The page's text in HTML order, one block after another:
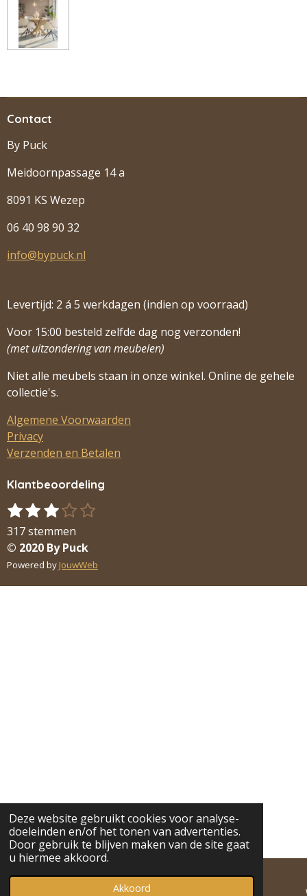
Deze website gebruikt cookies voor analyse-
doeleinden en/of het tonen van advertenties.
Door gebruik te blijven maken van de site gaat
u hiermee akkoord.
Akkoord
Contact
By Puck
Meidoornpassage 14 a
8091 KS Wezep
06 40 98 90 32
info@bypuck.nl
Levertijd: 2 á 5 werkdagen (indien op voorraad)
Voor 15:00 besteld zelfde dag nog verzonden!
(met uitzondering van meubelen)
Niet alle meubels staan in onze winkel. Online de gehele
collectie's.
Algemene Voorwaarden
Privacy
Verzenden en Betalen
Klantbeoordeling
R
a
t
i
4
2
2
7
s
1
s
t
e
r
2
s
t
e
r
r
3
s
t
e
r
r
4
s
t
e
r
r
5
t
e
r
r
S
m
e
317 stemmen
© 2020 By Puck
Powered by JouwWeb
Telefoonnummer